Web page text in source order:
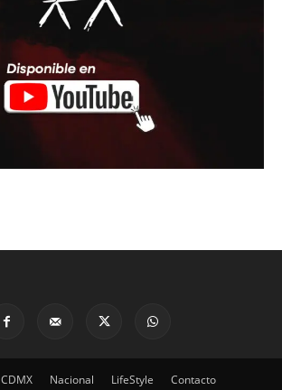
CDMX Nacional LifeStyle Contacto